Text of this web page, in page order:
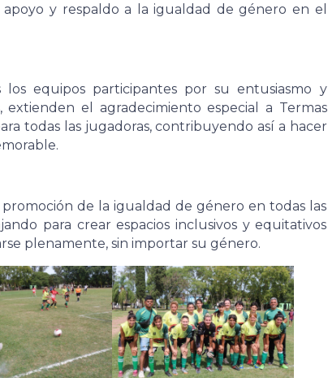
y respaldo a la igualdad de género en el
equipos participantes por su entusiasmo y
el agradecimiento especial a Termas
todas las jugadoras, contribuyendo así a hacer
de la igualdad de género en todas las
para crear espacios inclusivos y equitativos
plenamente, sin importar su género.